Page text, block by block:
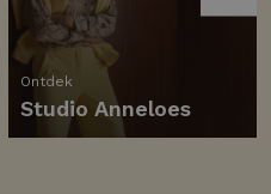
Ontdek
Studio Anneloes